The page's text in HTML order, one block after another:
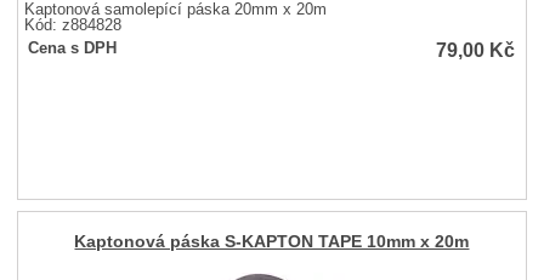
Kaptonová samolepící páska 20mm x 20m
Kód: z884828
Cena s DPH
79,00 Kč
Kaptonová páska S-KAPTON TAPE 10mm x 20m